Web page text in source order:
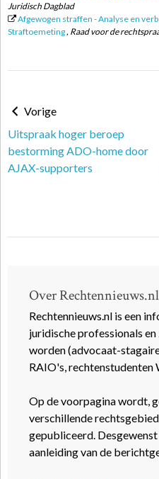
Juridisch Dagblad
Afgewogen straffen - Analyse en
Straftoemeting, Raad voor de
Vorige
Uitspraak hoger beroep
bestorming ADO-home door
AJAX-supporters
Over Rechtennieuws.nl
Rechtennieuws.nl is een
juridische professionals
worden (advocaat-
RAIO's, rechtenstudenten
Op de voorpagina wordt,
verschillende
gepubliceerd.
aanleiding van de